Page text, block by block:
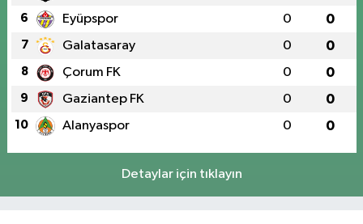
6 Eyüpspor 0 0
7 Galatasaray 0 0
8 Çorum FK 0 0
9 Gaziantep FK 0 0
10 Alanyaspor 0 0
Detaylar için tıklayın